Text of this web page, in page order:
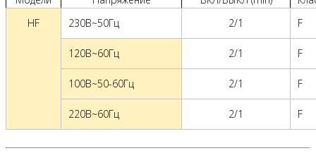
HF
230В~50Гц 2/1 F
120В~60Гц 2/1 F
100В~50-60Гц 2/1 F
220В~60Гц 2/1 F